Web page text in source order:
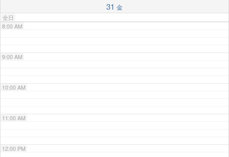
31 金
全日
8:00 AM
9:00 AM
10:00 AM
11:00 AM
12:00 PM